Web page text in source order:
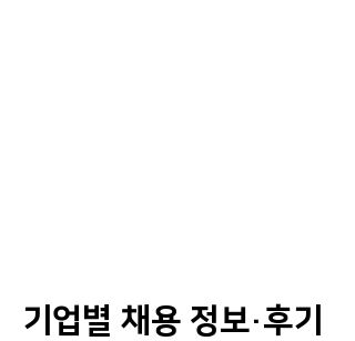
기업별 채용 정보·후기